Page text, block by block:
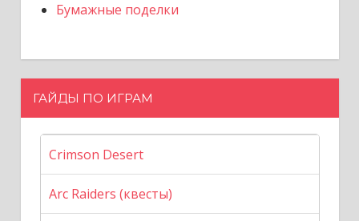
Бумажные поделки
ГАЙДЫ ПО ИГРАМ
Crimson Desert
Arc Raiders (квесты)